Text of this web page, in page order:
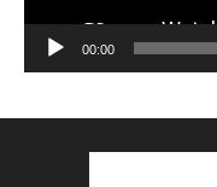
00:00